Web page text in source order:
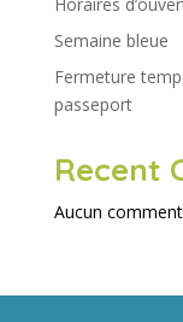
Semaine bleue
Fermeture
passeport
Recent
Aucun